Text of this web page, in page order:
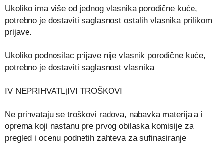
Ukoliko ima više od jednog vlasnika porodične kuće,
potrebno je dostaviti saglasnost ostalih vlasnika prilikom
prijave.
Ukoliko podnosilac prijave nije vlasnik porodične kuće,
potrebno je dostaviti saglasnost vlasnika
IV NEPRIHVATLjIVI TROŠKOVI
Ne prihvataju se troškovi radova, nabavka materijala i
oprema koji nastanu pre prvog obilaska komisije za
pregled i ocenu podnetih zahteva za sufinasiranje